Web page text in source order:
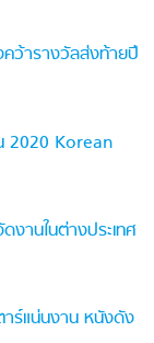
ว้ารางวัลส่งท้ายปี
2020 Korean
านในต่างประเทศ
ร์แน่นงาน หนังดัง